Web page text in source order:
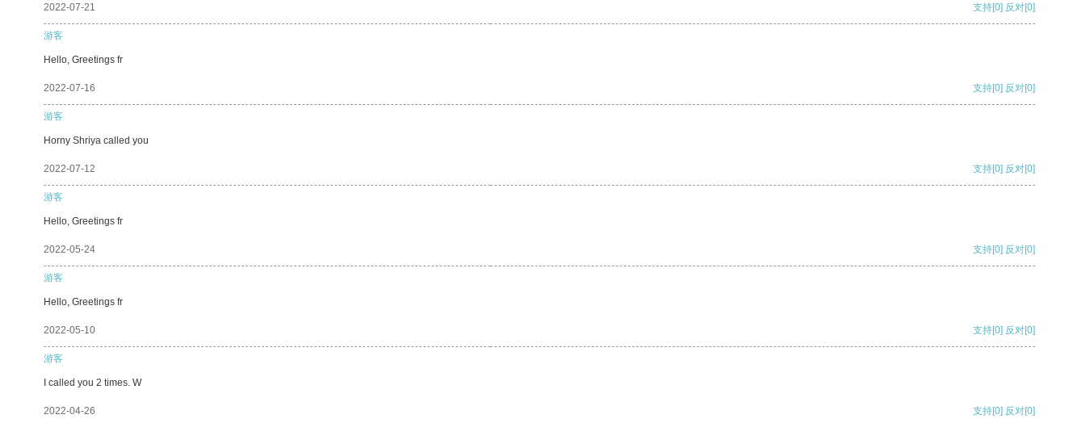
2022-07-21 支持[0] 反对[0]
游客
Hello, Greetings fr
2022-07-16 支持[0] 反对[0]
游客
Horny Shriya called you
2022-07-12 支持[0] 反对[0]
游客
Hello, Greetings fr
2022-05-24 支持[0] 反对[0]
游客
Hello, Greetings fr
2022-05-10 支持[0] 反对[0]
游客
I called you 2 times. W
2022-04-26 支持[0] 反对[0]